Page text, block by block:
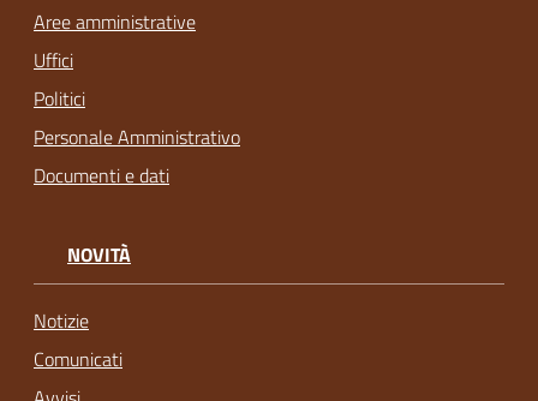
Aree amministrative
Uffici
Politici
Personale Amministrativo
Documenti e dati
NOVITÀ
Notizie
Comunicati